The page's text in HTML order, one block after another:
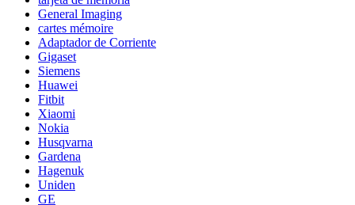
General Imaging
cartes mémoire
Adaptador de Corriente
Gigaset
Siemens
Huawei
Fitbit
Xiaomi
Nokia
Husqvarna
Gardena
Hagenuk
Uniden
GE